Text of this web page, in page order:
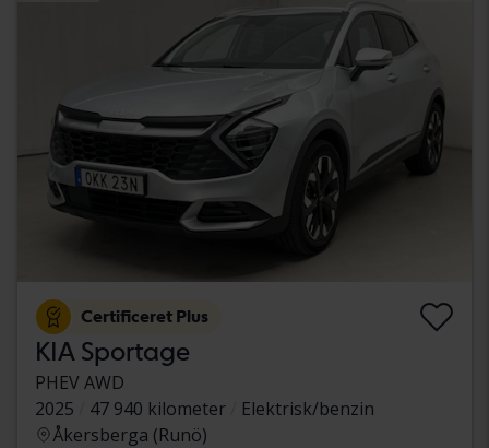
Certificeret Plus
KIA Sportage
PHEV AWD
2025
47 940 kilometer
Elektrisk/benzin
Åkersberga (Runö)